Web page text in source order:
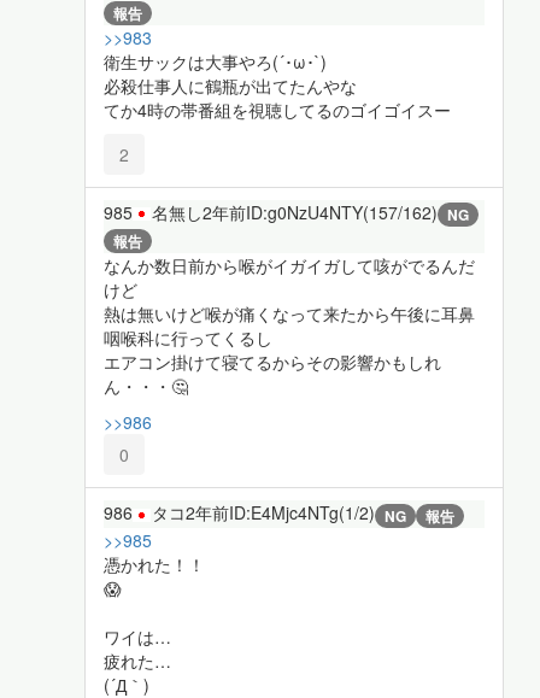
報告
>>983
衛生サックは大事やろ(´･ω･`)
必殺仕事人に鶴瓶が出てたんやな
てか4時の帯番組を視聴してるのゴイゴイスー
2
985 名無し2年前ID:g0NzU4NTY(157/162) NG
報告
なんか数日前から喉がイガイガして咳がでるんだ
けど
熱は無いけど喉が痛くなって来たから午後に耳鼻
咽喉科に行ってくるし
エアコン掛けて寝てるからその影響かもしれ
ん・・・🤔
>>986
0
986 タコ2年前ID:E4Mjc4NTg(1/2) NG 報告
>>985
憑かれた！！
😱
ワイは…
疲れた…
(´Д｀)